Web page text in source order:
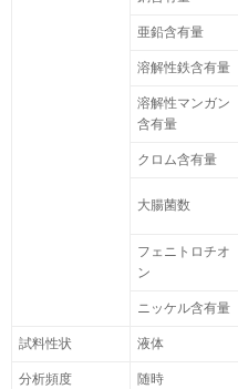
亜鉛含有量
溶解性鉄含有量
溶解性マンガン
含有量
クロム含有量
大腸菌数
フェニトロチオ
ン
ニッケル含有量
試料性状 液体
分析頻度 随時